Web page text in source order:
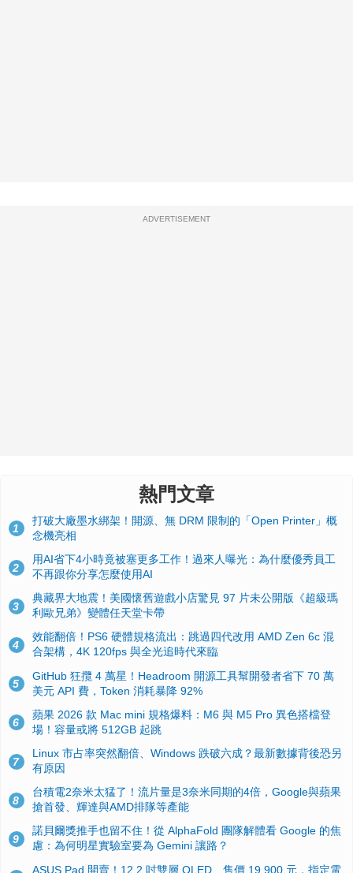
ADVERTISEMENT
熱門文章
1
打破大廠墨水綁架！開源、無 DRM 限制的「Open Printer」概
念機亮相
2
用AI省下4小時竟被塞更多工作！過來人曝光：為什麼優秀員工
不再跟你分享怎麼使用AI
3
典藏界大地震！美國懷舊遊戲小店驚見 97 片未公開版《超級瑪
利歐兄弟》變體任天堂卡帶
4
效能翻倍！PS6 硬體規格流出：跳過四代改用 AMD Zen 6c 混
合架構，4K 120fps 與全光追時代來臨
5
GitHub 狂攬 4 萬星！Headroom 開源工具幫開發者省下 70 萬
美元 API 費，Token 消耗暴降 92%
6
蘋果 2026 款 Mac mini 規格爆料：M6 與 M5 Pro 異色搭檔登
場！容量或將 512GB 起跳
7
Linux 市占率突然翻倍、Windows 跌破六成？最新數據背後恐另
有原因
8
台積電2奈米太猛了！流片量是3奈米同期的4倍，Google與蘋果
搶首發、輝達與AMD排隊等產能
9
諾貝爾獎推手也留不住！從 AlphaFold 團隊解體看 Google 的焦
慮：為何明星實驗室要為 Gemini 讓路？
ASUS Pad 開賣！12.2 吋雙層 OLED、售價 19,900 元，指定電